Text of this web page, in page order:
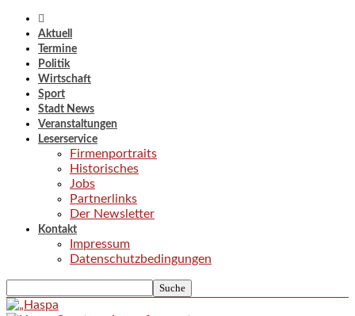
Aktuell
Termine
Politik
Wirtschaft
Sport
Stadt News
Veranstaltungen
Leserservice
Firmenportraits
Historisches
Jobs
Partnerlinks
Der Newsletter
Kontakt
Impressum
Datenschutzbedingungen